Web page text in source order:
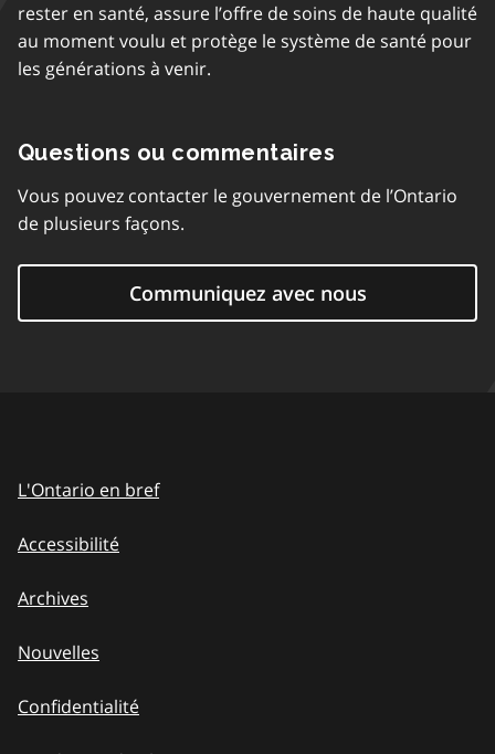
rester en santé, assure l’offre de soins de haute qualité
au moment voulu et protège le système de santé pour
les générations à venir.
Questions ou commentaires
Vous pouvez contacter le gouvernement de l’Ontario
de plusieurs façons.
Communiquez avec nous
L'Ontario en bref
Accessibilité
Archives
Nouvelles
Confidentialité